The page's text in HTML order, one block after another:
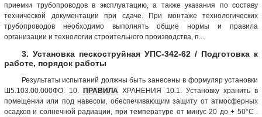
приемки трубопроводов в эксплуатацию, а также указания по составу
технической документации при сдаче. При монтаже технологических
трубопроводов необходимо выполнять общие нормы и правила
организации и технологии строительного производства, п...
3. Установка пескоструйная УПС-342-62 / Подготовка к
работе, порядок работы
Результаты испытаний должны быть занесены в формуляр установки
Ш5.103.00.000ФО. 10.ПРАВИЛА ХРАНЕНИЯ 10.1. Установку хранить в
помещении или под навесом, обеспечивающим защиту от атмосферных
осадков и солнечной радиации, при температуре от минус 20 до + 50°С .